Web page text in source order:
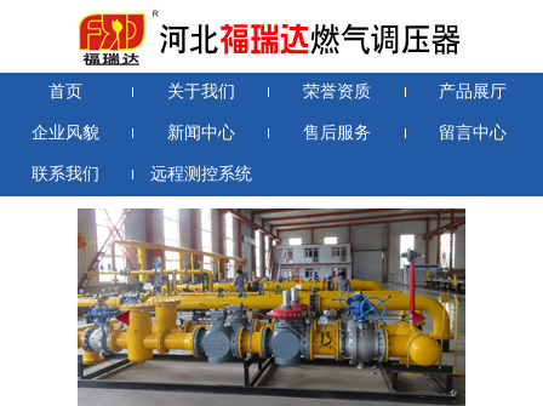
首页 关于我们 荣誉资质 产品展厅
企业风貌 新闻中心 售后服务 留言中心
联系我们 远程测控系统